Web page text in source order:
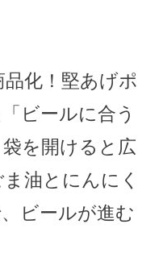
化！堅あげポ
ビールに合う
を開けると広
油とにんにく
ビールが進む